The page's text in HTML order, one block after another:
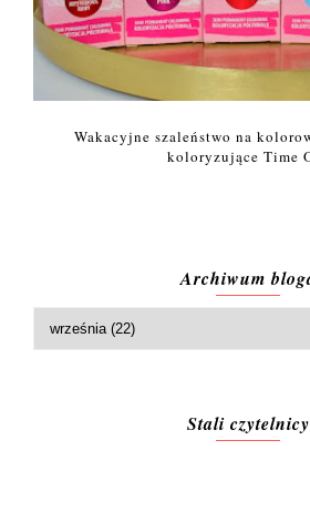
Wakacyjne szaleństwo na
koloryzujące Time
Archiwum
Stali czytelnicy